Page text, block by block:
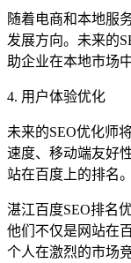
随着电商和本地服
发展方向。未来的
助企业在本地市场
4. 用户体验优化
未来的SEO优化师
速度、移动端友好
站在百度上的排名。
湛江百度SEO排名
他们不仅是网站在
个人在激烈的市场